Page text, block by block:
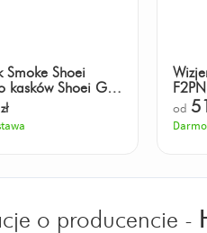
Smoke Shoei
kasków Shoei GT-
zł
X-
od
o producencie -